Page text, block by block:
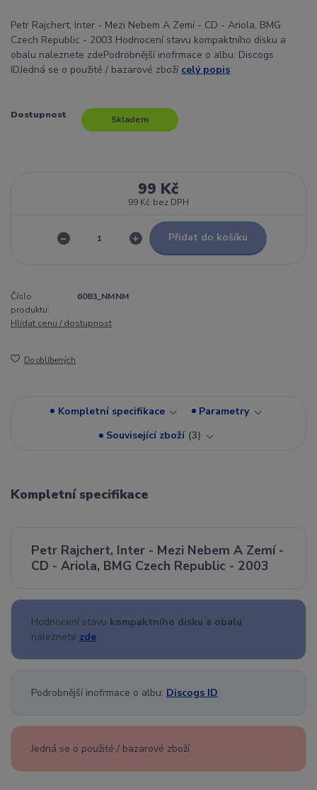
Petr Rajchert, Inter - Mezi Nebem A Zemí - CD - Ariola, BMG
Czech Republic - 2003 Hodnocení stavu kompaktního disku a
obalu naleznete zdePodrobnější inofrmace o albu: Discogs
IDJedná se o použité / bazarové zboží celý popis
Dostupnost Skladem
99 Kč
99 Kč bez DPH
Přidat do košíku
Číslo
produktu:
6083_NMNM
Hlídat cenu / dostupnost
Do oblíbených
Kompletní specifikace
Parametry
Související zboží 3
Kompletní specifikace
Petr Rajchert, Inter - Mezi Nebem A Zemí -
CD - Ariola, BMG Czech Republic - 2003
Hodnocení stavu kompaktního disku a obalu
naleznete zde
Podrobnější inofrmace o albu: Discogs ID
Jedná se o použité / bazarové zboží